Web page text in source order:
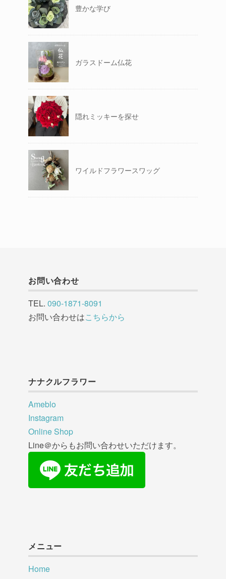
豊かな学び
ガラスドーム仏花
隠れミッキーを探せ
ワイルドフラワースワッグ
お問い合わせ
TEL. 090-1871-8091
お問い合わせはこちらから
ナナクルフラワー
Ameblo
Instagram
Online Shop
Line＠からもお問い合わせいただけます。
メニュー
Home